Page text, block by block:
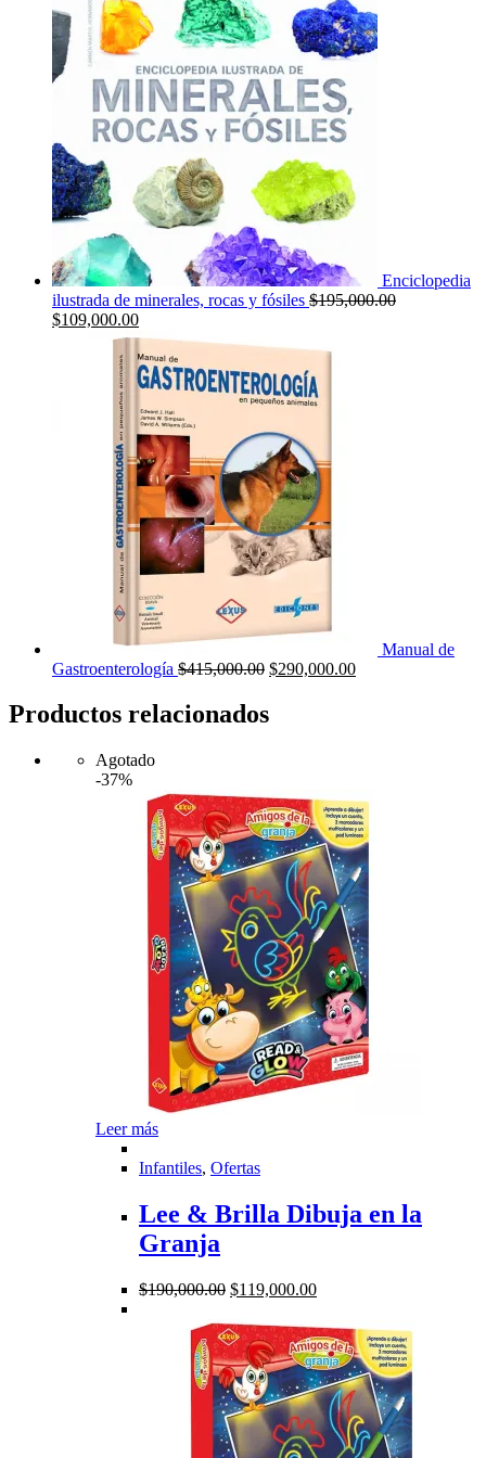
era:
$99,000.00.
$70,000.00.
Enciclopedia
ilustrada de minerales, rocas y fósiles $195,000.00
El
$195,000.00.
$109,000.00El
precio
actual
es:
$109,000.00.
Manual de
Gastroenterología $415,000.00 El
era:
$290,000.00El
Productos relacionados
Agotado
-37%
Leer más
Infantiles, Ofertas
Lee & Brilla Dibuja en la
Granja
$190,000.00 El
original
era:
$190,000.00.
$119,000.00El
actual
es:
$119,000.00.